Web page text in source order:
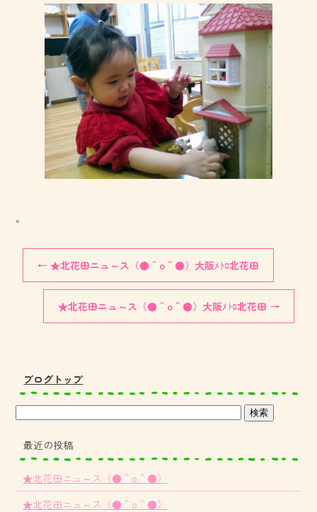
。
← ★北花田ニュ～ス（●＾o＾●）大阪ﾒﾄﾛ北花田
★北花田ニュ～ス（●＾o＾●）大阪ﾒﾄﾛ北花田 →
ブログトップ
最近の投稿
★北花田ニュ～ス（●＾o＾●）
★北花田ニュ～ス（●＾o＾●）